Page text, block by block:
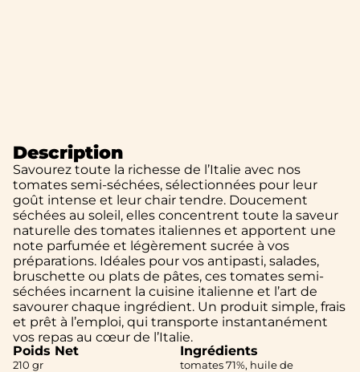
Description
Savourez toute la richesse de l’Italie avec nos
tomates semi-séchées, sélectionnées pour leur
goût intense et leur chair tendre. Doucement
séchées au soleil, elles concentrent toute la saveur
naturelle des tomates italiennes et apportent une
note parfumée et légèrement sucrée à vos
préparations. Idéales pour vos antipasti, salades,
bruschette ou plats de pâtes, ces tomates semi-
séchées incarnent la cuisine italienne et l’art de
savourer chaque ingrédient. Un produit simple, frais
et prêt à l’emploi, qui transporte instantanément
vos repas au cœur de l’Italie.
Poids Net
210 gr
Ingrédients
tomates 71%, huile de